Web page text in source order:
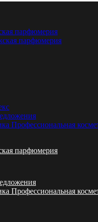
парфюмерия
парфюмерия
Профессиональная
парфюмерия
Профессиональная